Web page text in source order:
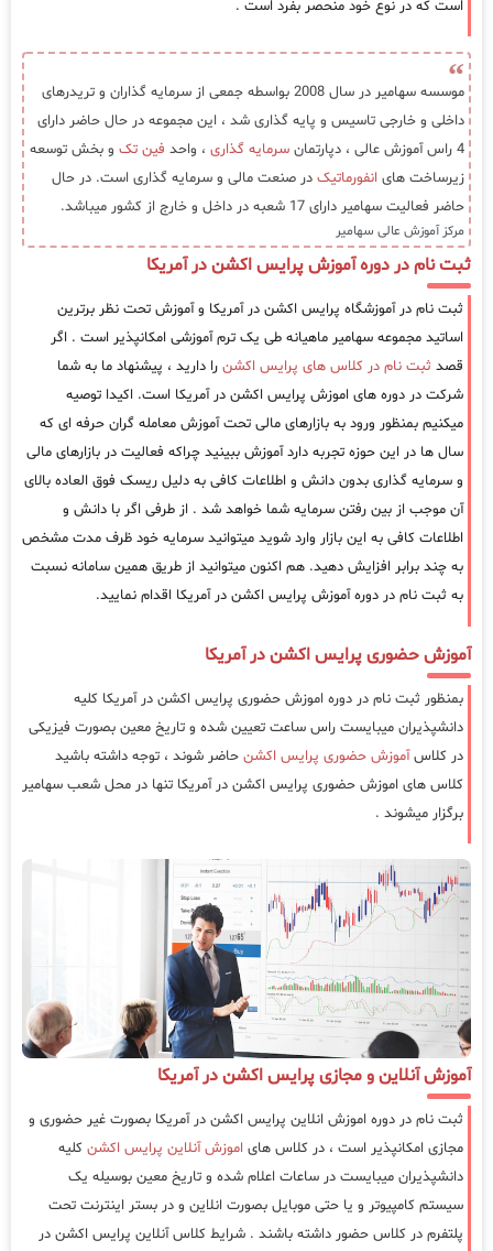
است که در نوع خود منحصر بفرد است .
موسسه سهامیر در سال 2008 بواسطه جمعی از سرمایه گذاران و تریدرهای
داخلی و خارجی تاسیس و پایه گذاری شد ، این مجموعه در حال حاضر دارای
4 راس آموزش عالی ، دپارتمان
سرمایه گذاری ، واحد فین تک و بخش توسعه
زیرساخت های انفورماتیک در صنعت مالی و سرمایه گذاری است. در حال
حاضر فعالیت سهامیر دارای 17 شعبه در داخل و خارج از کشور میباشد.
مرکز آموزش عالی سهامیر
ثبت نام در دوره آموزش پرایس اکشن در آمریکا
ثبت نام در آموزشگاه پرایس اکشن در آمریکا و آموزش تحت نظر برترین
اساتید مجموعه سهامیر ماهیانه طی یک ترم آموزشی امکانپذیر است . اگر
قصد ثبت نام در کلاس های پرایس اکشن را دارید ، پیشنهاد ما به شما
شرکت در دوره های اموزش پرایس اکشن در آمریکا است. اکیدا توصیه
میکنیم بمنظور ورود به بازارهای مالی تحت آموزش معامله گران حرفه ای که
سال ها در این حوزه تجربه دارد آموزش ببینید چراکه فعالیت در بازارهای مالی
و سرمایه گذاری بدون دانش و اطلاعات کافی به دلیل ریسک فوق العاده بالای
آن موجب از بین رفتن سرمایه شما خواهد شد . از طرفی اگر با دانش و
اطلاعات کافی به این بازار وارد شوید میتوانید سرمایه خود ظرف مدت مشخص
به چند برابر افزایش دهید. هم اکنون میتوانید از طریق همین سامانه نسبت
به ثبت نام در دوره آموزش پرایس اکشن در آمریکا اقدام نمایید.
آموزش حضوری پرایس اکشن در آمریکا
بمنظور ثبت نام در دوره اموزش حضوری پرایس اکشن در آمریکا کلیه
دانشپذیران میبایست راس ساعت تعیین شده و تاریخ معین بصورت فیزیکی
در کلاسآموزش حضوری پرایس اکشن حاضر شوند ، توجه داشته باشید
کلاس های اموزش حضوری پرایس اکشن در آمریکا تنها در محل شعب سهامیر
برگزار میشوند .
آموزش آنلاین و مجازی پرایس اکشن در آمریکا
ثبت نام در دوره اموزش انلاین پرایس اکشن در آمریکا بصورت غیر حضوری و
مجازی امکانپذیر است ، در کلاس های اموزش آنلاین پرایس اکشن کلیه
دانشپذیران میبایست در ساعات اعلام شده و تاریخ معین بوسیله یک
سیستم کامپیوتر و یا حتی موبایل بصورت انلاین و در بستر اینترنت تحت
پلتفرم در کلاس حضور داشته باشند . شرایط کلاس آنلاین پرایس اکشن در